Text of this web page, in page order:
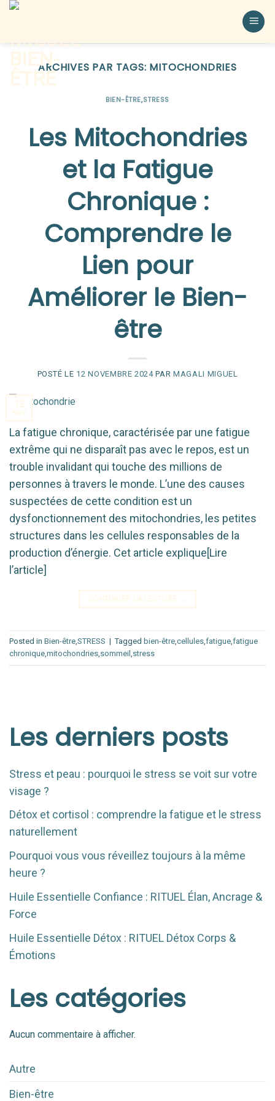
ARCHIVES PAR TAGS: MITOCHONDRIES
BIEN-ÊTRE,STRESS
Les Mitochondries
et la Fatigue
Chronique :
Comprendre le
Lien pour
Améliorer le Bien-
être
POSTÉ LE 12 NOVEMBRE 2024PARMAGALI MIGUEL
La fatigue chronique, caractérisée par une fatigue
extrême qui ne disparaît pas avec le repos, est un
trouble invalidant qui touche des millions de
personnes à travers le monde. L’une des causes
suspectées de cette condition est un
dysfonctionnement des mitochondries, les petites
structures dans les cellules responsables de la
production d’énergie. Cet article explique[Lire
l’article]
Posted in Bien-être STRESS | Tagged bien-être cellules fatigue fatigue
chronique mitochondries sommeil stress
Les derniers posts
Stress et peau : pourquoi le stress se voit sur votre
visage ?
Détox et cortisol : comprendre la fatigue et le stress
naturellement
Pourquoi vous vous réveillez toujours à la même
heure ?
Huile Essentielle Confiance : RITUEL Élan, Ancrage &
Force
Huile Essentielle Détox : RITUEL Détox Corps &
Émotions
Les catégories
Aucun commentaire à afficher.
Autre
Bien-être